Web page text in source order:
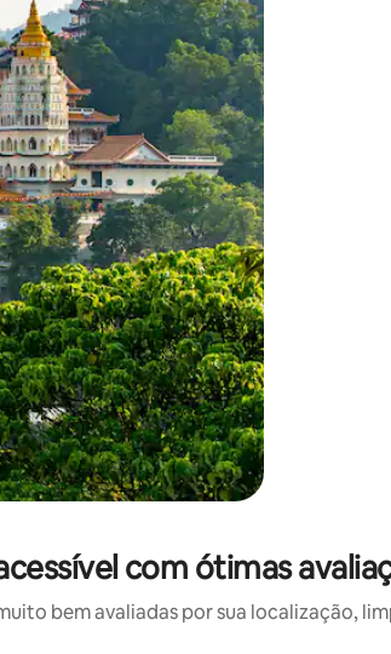
ou tocando e deslizando o dedo na tela.
com ótimas
bem avaliadas por sua localização,